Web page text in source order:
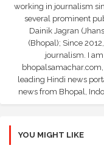
working in journalism
several prominent
Dainik Jagran
(Bhopal); Since
journalism. I
leading Hindi news
news from Bhopal,
YOU MIGHT LIKE